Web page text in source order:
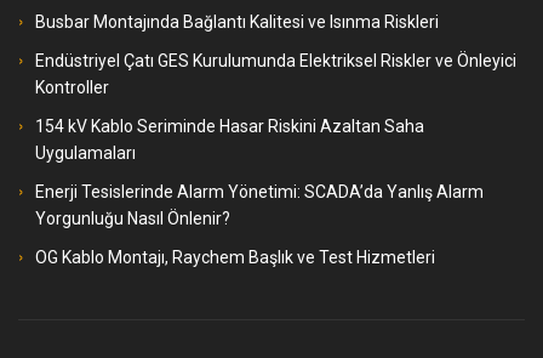
Busbar Montajında Bağlantı Kalitesi ve Isınma Riskleri
Endüstriyel Çatı GES Kurulumunda Elektriksel Riskler ve Önleyici
Kontroller
154 kV Kablo Seriminde Hasar Riskini Azaltan Saha
Uygulamaları
Enerji Tesislerinde Alarm Yönetimi: SCADA’da Yanlış Alarm
Yorgunluğu Nasıl Önlenir?
OG Kablo Montajı, Raychem Başlık ve Test Hizmetleri